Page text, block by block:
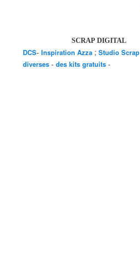
SCRAP DIGITAL
DCS- Inspiration Azza ; Studio Scrap
diverses - des kits gratuits -